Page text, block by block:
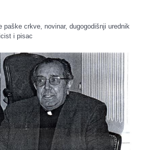
paške crkve, novinar, dugogodišnji urednik
i pisac